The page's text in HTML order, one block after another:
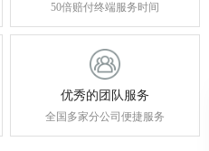
50倍赔付终端服务时间
优秀的团队服务
全国多家分公司便捷服务